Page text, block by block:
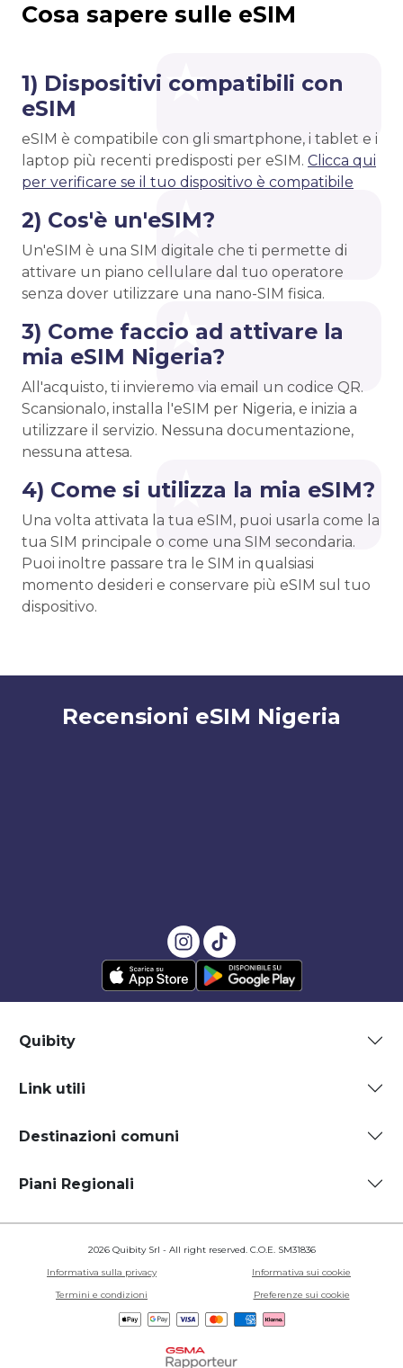
Cosa sapere sulle eSIM
1) Dispositivi compatibili con
eSIM
eSIM è compatibile con gli smartphone, i tablet e i
laptop più recenti predisposti per eSIM. Clicca qui
per verificare se il tuo dispositivo è compatibile
2) Cos'è un'eSIM?
Un'eSIM è una SIM digitale che ti permette di
attivare un piano cellulare dal tuo operatore
senza dover utilizzare una nano-SIM fisica.
3) Come faccio ad attivare la
mia eSIM Nigeria?
All'acquisto, ti invieremo via email un codice QR.
Scansionalo, installa l'eSIM per Nigeria, e inizia a
utilizzare il servizio. Nessuna documentazione,
nessuna attesa.
4) Come si utilizza la mia eSIM?
Una volta attivata la tua eSIM, puoi usarla come la
tua SIM principale o come una SIM secondaria.
Puoi inoltre passare tra le SIM in qualsiasi
momento desideri e conservare più eSIM sul tuo
dispositivo.
Recensioni eSIM Nigeria
Quibity
Link utili
Destinazioni comuni
Piani Regionali
2026 Quibity Srl - All right reserved. C.O.E. SM31836
Informativa sulla privacy
Informativa sui cookie
Termini e condizioni
Preferenze sui cookie